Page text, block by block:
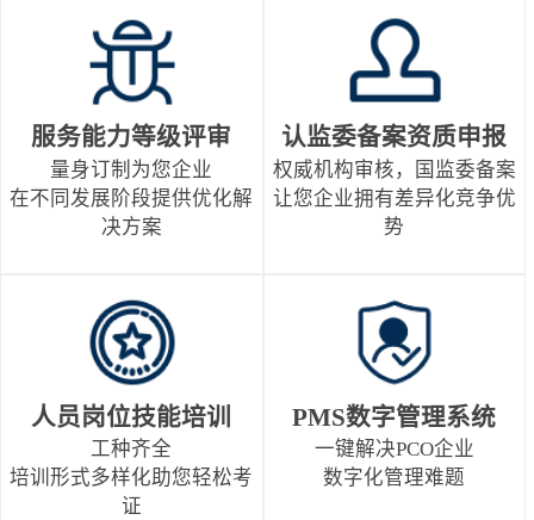
服务能力等级评审
量身订制为您企业
在不同发展阶段提供优化解
决方案
认监委备案资质申报
权威机构审核，国监委备案
让您企业拥有差异化竞争优
势
人员岗位技能培训
工种齐全
培训形式多样化助您轻松考
证
PMS数字管理系统
一键解决PCO企业
数字化管理难题